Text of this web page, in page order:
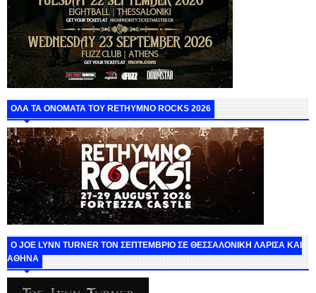
ΟΛΑ ΤΑ ΟΝΟΜΑΤΑ ΤΟΥ RETHYMNO ROCKS 2026
O JOE LYNN TURNER ΤΟΝ ΣΕΠΤΕΜΒΡΙΟ ΣΕ ΘΕΣΣΑΛΟΝΙΚΗ ΛΑΡΙΣΑ ΚΑΙ
ΑΘΗΝΑ